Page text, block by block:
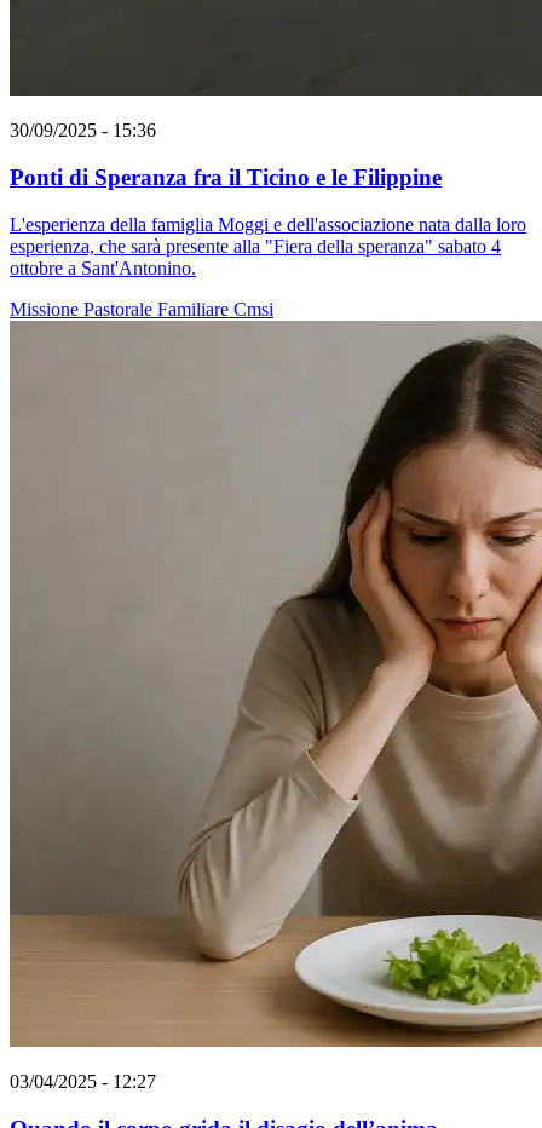
30/09/2025 - 15:36
Ponti di Speranza fra il Ticino e le Filippine
L'esperienza della famiglia Moggi e dell'associazione nata dalla loro
esperienza, che sarà presente alla "Fiera della speranza" sabato 4
ottobre a Sant'Antonino.
Missione Pastorale Familiare Cmsi
03/04/2025 - 12:27